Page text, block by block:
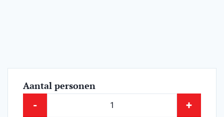
Aantal personen
- +